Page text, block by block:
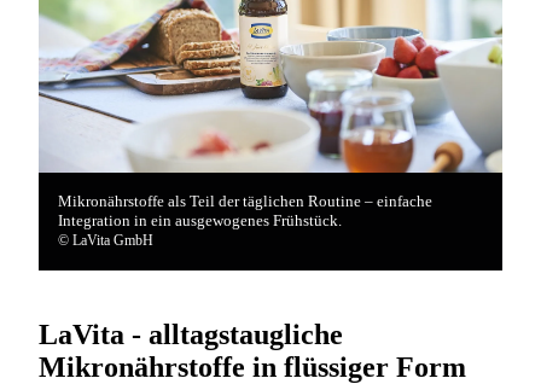
Mikronährstoffe als Teil der täglichen Routine – einfache
Integration in ein ausgewogenes Frühstück.
© LaVita GmbH
LaVita - alltagstaugliche
Mikronährstoffe in flüssiger Form